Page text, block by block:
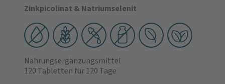
Zinkpicolinat & Natriumselenit
Nahrungsergänzungsmittel
120 Tabletten für 120 Tage